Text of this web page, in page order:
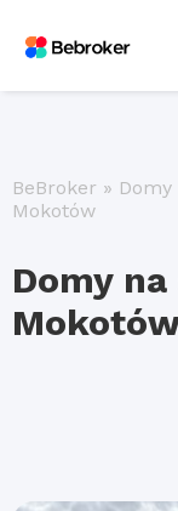
BeBroker » Domy
Mokotów
Domy